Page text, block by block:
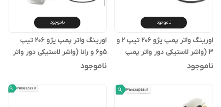
ناموجود
اورینگ واتر پمپ پژو 206 تیپ 2 و
3 (واشر لاستیکی دور واتر پمپ
206)
ناموجود
ناموجود
اورینگ واتر پمپ پژو 206 تیپ
5و6 و رانا (واشر لاستیکی دور واتر
پمپ 206 تیپ 5 و 6 و رانا)
ناموجود